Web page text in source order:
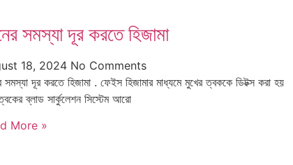
সমস্যা দূর করতে হিজামা
18, 2024 No Comments
সমস্যা দূর করতে হিজামা . ফেইস হিজামার মাধ্যমে মুখের ত্বককে ডিটক্স করা হয়
ব্লাড সার্কুলেশন সিস্টেম আরো
More »